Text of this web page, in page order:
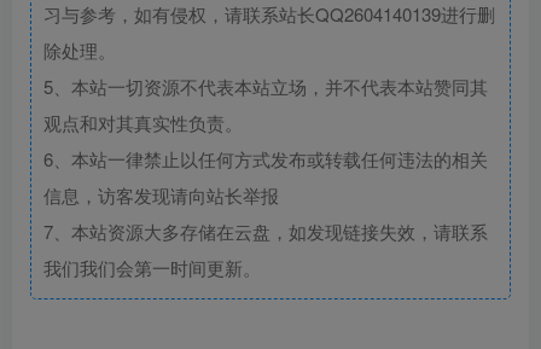
习与参考，如有侵权，请联系站长QQ2604140139进行删
除处理。
5、本站一切资源不代表本站立场，并不代表本站赞同其
观点和对其真实性负责。
6、本站一律禁止以任何方式发布或转载任何违法的相关
信息，访客发现请向站长举报
7、本站资源大多存储在云盘，如发现链接失效，请联系
我们我们会第一时间更新。